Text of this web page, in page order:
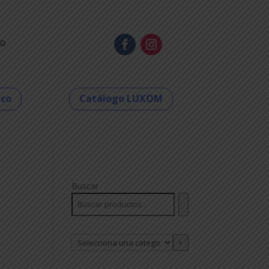
Catálogo LUXOM
Buscar
Selecciona
una